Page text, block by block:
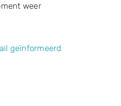
weer
geïnformeerd